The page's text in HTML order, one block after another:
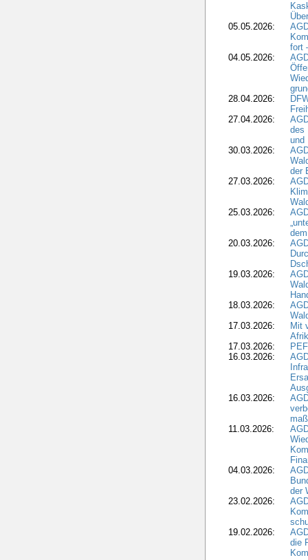
05.05.2026:
fort
04.05.2026:
28.04.2026:
27.04.2026:
des
und
30.03.2026:
der
27.03.2026:
25.03.2026:
20.03.2026:
19.03.2026:
18.03.2026:
17.03.2026:
Mit
17.03.2026:
16.03.2026:
16.03.2026:
11.03.2026:
04.03.2026:
der
23.02.2026:
19.02.2026:
die